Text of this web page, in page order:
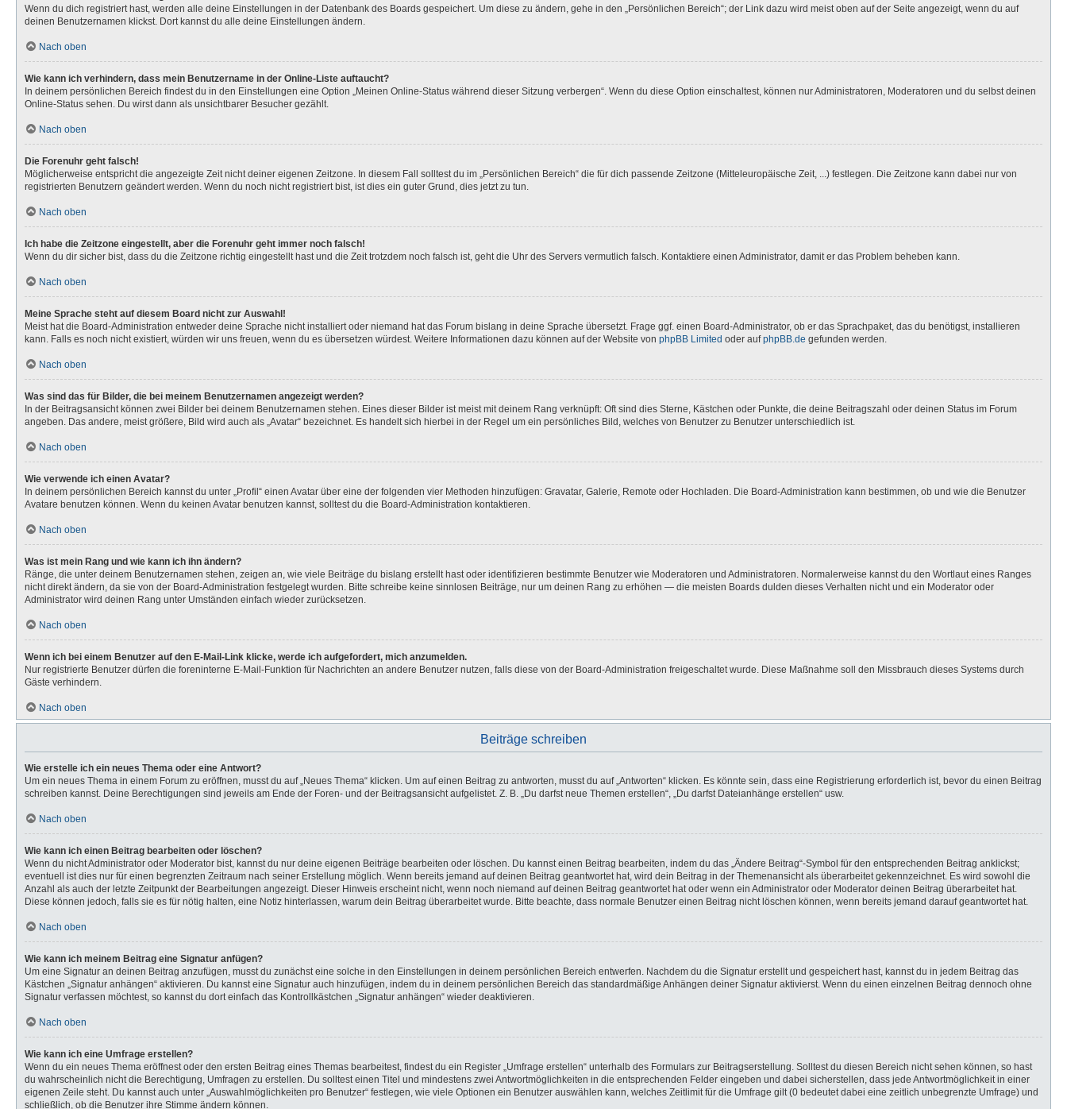
Wenn du dich registriert hast, werden alle deine Einstellungen in der Datenbank des Boards gespeichert. Um diese zu ändern, gehe in den „Persönlichen Bereich“; der Link dazu wird meist oben auf der Seite angezeigt, wenn du auf
deinen Benutzernamen klickst. Dort kannst du alle deine Einstellungen ändern.
Nach oben
Wie kann ich verhindern, dass mein Benutzername in der Online-Liste auftaucht?
In deinem persönlichen Bereich findest du in den Einstellungen eine Option „Meinen Online-Status während dieser Sitzung verbergen“. Wenn du diese Option einschaltest, können nur Administratoren, Moderatoren und du selbst deinen
Online-Status sehen. Du wirst dann als unsichtbarer Besucher gezählt.
Nach oben
Die Forenuhr geht falsch!
Möglicherweise entspricht die angezeigte Zeit nicht deiner eigenen Zeitzone. In diesem Fall solltest du im „Persönlichen Bereich“ die für dich passende Zeitzone (Mitteleuropäische Zeit, ...) festlegen. Die Zeitzone kann dabei nur von
registrierten Benutzern geändert werden. Wenn du noch nicht registriert bist, ist dies ein guter Grund, dies jetzt zu tun.
Nach oben
Ich habe die Zeitzone eingestellt, aber die Forenuhr geht immer noch falsch!
Wenn du dir sicher bist, dass du die Zeitzone richtig eingestellt hast und die Zeit trotzdem noch falsch ist, geht die Uhr des Servers vermutlich falsch. Kontaktiere einen Administrator, damit er das Problem beheben kann.
Nach oben
Meine Sprache steht auf diesem Board nicht zur Auswahl!
Meist hat die Board-Administration entweder deine Sprache nicht installiert oder niemand hat das Forum bislang in deine Sprache übersetzt. Frage ggf. einen Board-Administrator, ob er das Sprachpaket, das du benötigst, installieren
kann. Falls es noch nicht existiert, würden wir uns freuen, wenn du es übersetzen würdest. Weitere Informationen dazu können auf der Website von phpBB Limited oder aufphpBB.de gefunden werden.
Nach oben
Was sind das für Bilder, die bei meinem Benutzernamen angezeigt werden?
In der Beitragsansicht können zwei Bilder bei deinem Benutzernamen stehen. Eines dieser Bilder ist meist mit deinem Rang verknüpft: Oft sind dies Sterne, Kästchen oder Punkte, die deine Beitragszahl oder deinen Status im Forum
angeben. Das andere, meist größere, Bild wird auch als „Avatar“ bezeichnet. Es handelt sich hierbei in der Regel um ein persönliches Bild, welches von Benutzer zu Benutzer unterschiedlich ist.
Nach oben
Wie verwende ich einen Avatar?
In deinem persönlichen Bereich kannst du unter „Profil“ einen Avatar über eine der folgenden vier Methoden hinzufügen: Gravatar, Galerie, Remote oder Hochladen. Die Board-Administration kann bestimmen, ob und wie die Benutzer
Avatare benutzen können. Wenn du keinen Avatar benutzen kannst, solltest du die Board-Administration kontaktieren.
Nach oben
Was ist mein Rang und wie kann ich ihn ändern?
Ränge, die unter deinem Benutzernamen stehen, zeigen an, wie viele Beiträge du bislang erstellt hast oder identifizieren bestimmte Benutzer wie Moderatoren und Administratoren. Normalerweise kannst du den Wortlaut eines Ranges
nicht direkt ändern, da sie von der Board-Administration festgelegt wurden. Bitte schreibe keine sinnlosen Beiträge, nur um deinen Rang zu erhöhen — die meisten Boards dulden dieses Verhalten nicht und ein Moderator oder
Administrator wird deinen Rang unter Umständen einfach wieder zurücksetzen.
Nach oben
Wenn ich bei einem Benutzer auf den E-Mail-Link klicke, werde ich aufgefordert, mich anzumelden.
Nur registrierte Benutzer dürfen die foreninterne E-Mail-Funktion für Nachrichten an andere Benutzer nutzen, falls diese von der Board-Administration freigeschaltet wurde. Diese Maßnahme soll den Missbrauch dieses Systems durch
Gäste verhindern.
Nach oben
Beiträge schreiben
Wie erstelle ich ein neues Thema oder eine Antwort?
Um ein neues Thema in einem Forum zu eröffnen, musst du auf „Neues Thema“ klicken. Um auf einen Beitrag zu antworten, musst du auf „Antworten“ klicken. Es könnte sein, dass eine Registrierung erforderlich ist, bevor du einen Beitrag
schreiben kannst. Deine Berechtigungen sind jeweils am Ende der Foren- und der Beitragsansicht aufgelistet. Z. B. „Du darfst neue Themen erstellen“, „Du darfst Dateianhänge erstellen“ usw.
Nach oben
Wie kann ich einen Beitrag bearbeiten oder löschen?
Wenn du nicht Administrator oder Moderator bist, kannst du nur deine eigenen Beiträge bearbeiten oder löschen. Du kannst einen Beitrag bearbeiten, indem du das „Ändere Beitrag“-Symbol für den entsprechenden Beitrag anklickst;
eventuell ist dies nur für einen begrenzten Zeitraum nach seiner Erstellung möglich. Wenn bereits jemand auf deinen Beitrag geantwortet hat, wird dein Beitrag in der Themenansicht als überarbeitet gekennzeichnet. Es wird sowohl die
Anzahl als auch der letzte Zeitpunkt der Bearbeitungen angezeigt. Dieser Hinweis erscheint nicht, wenn noch niemand auf deinen Beitrag geantwortet hat oder wenn ein Administrator oder Moderator deinen Beitrag überarbeitet hat.
Diese können jedoch, falls sie es für nötig halten, eine Notiz hinterlassen, warum dein Beitrag überarbeitet wurde. Bitte beachte, dass normale Benutzer einen Beitrag nicht löschen können, wenn bereits jemand darauf geantwortet hat.
Nach oben
Wie kann ich meinem Beitrag eine Signatur anfügen?
Um eine Signatur an deinen Beitrag anzufügen, musst du zunächst eine solche in den Einstellungen in deinem persönlichen Bereich entwerfen. Nachdem du die Signatur erstellt und gespeichert hast, kannst du in jedem Beitrag das
Kästchen „Signatur anhängen“ aktivieren. Du kannst eine Signatur auch hinzufügen, indem du in deinem persönlichen Bereich das standardmäßige Anhängen deiner Signatur aktivierst. Wenn du einen einzelnen Beitrag dennoch ohne
Signatur verfassen möchtest, so kannst du dort einfach das Kontrollkästchen „Signatur anhängen“ wieder deaktivieren.
Nach oben
Wie kann ich eine Umfrage erstellen?
Wenn du ein neues Thema eröffnest oder den ersten Beitrag eines Themas bearbeitest, findest du ein Register „Umfrage erstellen“ unterhalb des Formulars zur Beitragserstellung. Solltest du diesen Bereich nicht sehen können, so hast
du wahrscheinlich nicht die Berechtigung, Umfragen zu erstellen. Du solltest einen Titel und mindestens zwei Antwortmöglichkeiten in die entsprechenden Felder eingeben und dabei sicherstellen, dass jede Antwortmöglichkeit in einer
eigenen Zeile steht. Du kannst auch unter „Auswahlmöglichkeiten pro Benutzer“ festlegen, wie viele Optionen ein Benutzer auswählen kann, welches Zeitlimit für die Umfrage gilt (0 bedeutet dabei eine zeitlich unbegrenzte Umfrage) und
schließlich, ob die Benutzer ihre Stimme ändern können.